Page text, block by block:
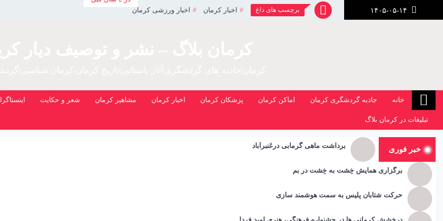
برچسب های داغ اخبار کرمان اخبار ورزشی کرمان
خانه جاذبه گردشگری کرمان اماکن کرمان پزشکان کرمان اخبار کرمان مشاهیر کرمان شعر و حکایت
تبلیغات در کرمان بلاگ
خبر فوری برداشت ماهی گرمابی درعَنبرآباد
برگزاری همایش خِشت به خِشت در بم
حرکت شتابان پلیس به سمت هوشمند سازی